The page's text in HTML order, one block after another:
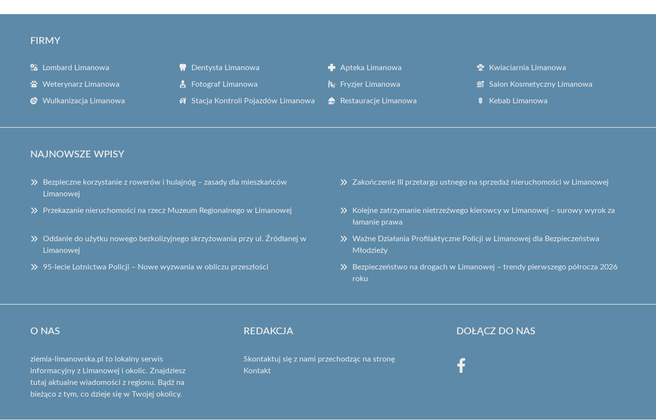
FIRMY
Lombard Limanowa Dentysta Limanowa Apteka Limanowa Kwiaciarnia Limanowa
Weterynarz Limanowa Fotograf Limanowa Fryzjer Limanowa Salon Kosmetyczny Limanowa
Wulkanizacja Limanowa Stacja Kontroli Pojazdów Limanowa Restauracje Limanowa Kebab Limanowa
NAJNOWSZE WPISY
Bezpieczne korzystanie z rowerów i hulajnóg – zasady dla mieszkańców
Limanowej
Zakończenie III przetargu ustnego na sprzedaż nieruchomości w Limanowej
Przekazanie nieruchomości na rzecz Muzeum Regionalnego w Limanowej
Kolejne zatrzymanie nietrzeźwego kierowcy w Limanowej – surowy wyrok za
łamanie prawa
Oddanie do użytku nowego bezkolizyjnego skrzyżowania przy ul. Źródlanej w
Limanowej
Ważne Działania Profilaktyczne Policji w Limanowej dla Bezpieczeństwa
Młodzieży
95-lecie Lotnictwa Policji – Nowe wyzwania w obliczu przeszłości
Bezpieczeństwo na drogach w Limanowej – trendy pierwszego półrocza 2026
roku
O NAS
ziemia-limanowska.pl to lokalny serwis
informacyjny z Limanowej i okolic. Znajdziesz
tutaj aktualne wiadomości z regionu. Bądź na
bieżąco z tym, co dzieje się w Twojej okolicy.
REDAKCJA
Skontaktuj się z nami przechodząc na stronę
Kontakt
DOŁĄCZ DO NAS